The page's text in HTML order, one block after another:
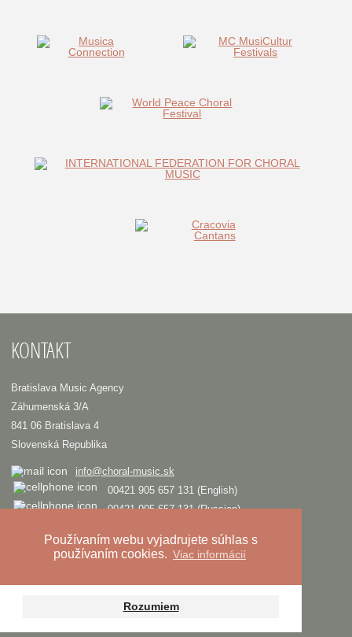
Používaním webu vyjadrujete súhlas s
používaním cookies. Viac informácií
Rozumiem
KONTAKT
Bratislava Music Agency
Záhumenská 3/A
841 06 Bratislava 4
Slovenská Republika
info@choral-music.sk
00421 905 657 131 (English)
00421 905 657 131 (Russian)
COPYRIGHT © Bratislava Music Agency